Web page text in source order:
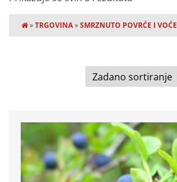
»TRGOVINA»SMRZNUTO POVRĆE I VOĆE